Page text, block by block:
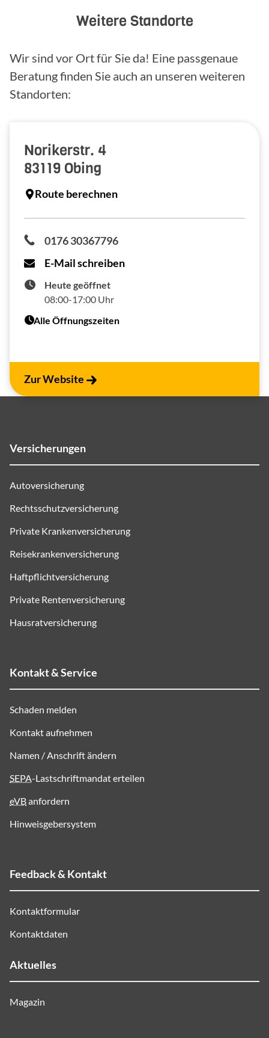
Weitere Standorte
Wir sind vor Ort für Sie da! Eine passgenaue
Beratung finden Sie auch an unseren weiteren
Standorten:
Norikerstr. 4
83119 Obing
Route berechnen
0176 30367796
E-Mail schreiben
Heute geöffnet
08:00-17:00 Uhr
Alle Öffnungszeiten
Zur Website
Versicherungen
Autoversicherung
Rechtsschutzversicherung
Private Krankenversicherung
Reisekrankenversicherung
Haftpflichtversicherung
Private Rentenversicherung
Hausratversicherung
Kontakt & Service
Schaden melden
Kontakt aufnehmen
Namen / Anschrift ändern
SEPA-Lastschriftmandat erteilen
eVBanfordern
Hinweisgebersystem
Feedback & Kontakt
Kontaktformular
Kontaktdaten
Aktuelles
Magazin